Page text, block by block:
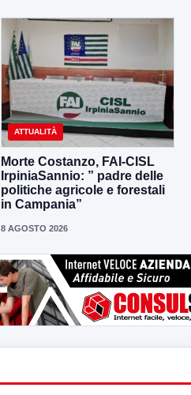
ATTUALITÀ
Morte Costanzo, FAI-CISL
IrpiniaSannio: ” padre delle
politiche agricole e forestali
in Campania”
8 AGOSTO 2026